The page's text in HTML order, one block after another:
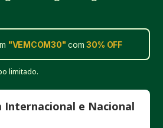
"VEMCOM30" com30% OFF
limitado.
Internacional e Nacional